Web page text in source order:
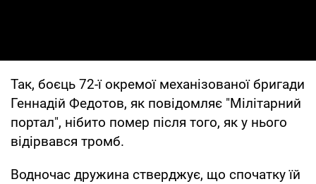
Так, боєць 72-ї окремої механізованої бригади
Геннадій Федотов, як повідомляє "Мілітарний
портал", нібито помер після того, як у нього
відірвався тромб.
Водночас дружина стверджує, що спочатку їй